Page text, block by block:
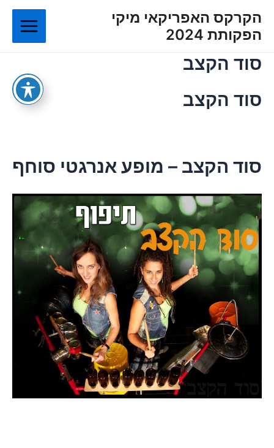
לתוכןהקרקס האפריקאי מיקי
הפקותת 2024
Main
Menu
סוד הקצב
סוד הקצב
סוד הקצב – מופע אנרגטי סוחף